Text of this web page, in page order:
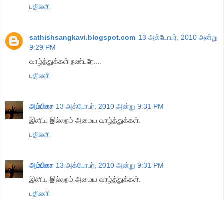
பதிலளி
sathishsangkavi.blogspot.com 13 அக்டோபர், 2010 அன்று
9:29 PM
வாழ்த்துக்கள் நண்பரே....
பதிலளி
அம்பிகா 13 அக்டோபர், 2010 அன்று 9:31 PM
இனிய இல்லறம் அமைய வாழ்த்துக்கள்.
பதிலளி
அம்பிகா 13 அக்டோபர், 2010 அன்று 9:31 PM
இனிய இல்லறம் அமைய வாழ்த்துக்கள்.
பதிலளி